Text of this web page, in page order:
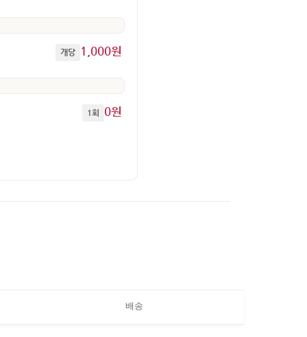
개당 1,000원
1회 0원
배송